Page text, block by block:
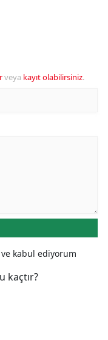
veya kayıt olabilirsiniz.
kabul ediyorum
kaçtır?